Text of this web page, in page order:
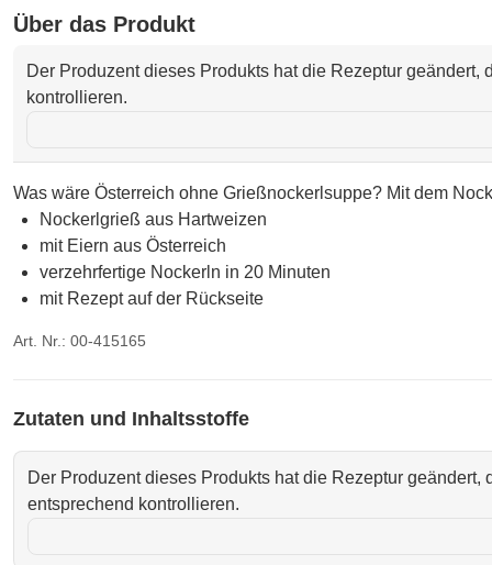
Über das Produkt
Der Produzent dieses Produkts hat die Rezeptur
kontrollieren.
Was wäre Österreich ohne Grießnockerlsuppe? Mit dem
Nockerlgrieß aus Hartweizen
mit Eiern aus Österreich
verzehrfertige Nockerln in 20 Minuten
mit Rezept auf der Rückseite
Art. Nr.: 00-415165
Zutaten und Inhaltsstoffe
Der Produzent dieses Produkts hat die Rezeptur
entsprechend kontrollieren.